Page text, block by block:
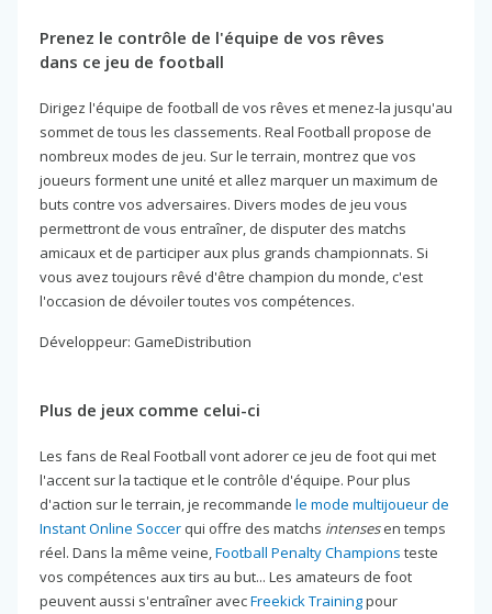
Prenez le contrôle de l'équipe de vos rêves
dans ce jeu de football
Dirigez l'équipe de football de vos rêves et menez-la jusqu'au
sommet de tous les classements. Real Football propose de
nombreux modes de jeu. Sur le terrain, montrez que vos
joueurs forment une unité et allez marquer un maximum de
buts contre vos adversaires. Divers modes de jeu vous
permettront de vous entraîner, de disputer des matchs
amicaux et de participer aux plus grands championnats. Si
vous avez toujours rêvé d'être champion du monde, c'est
l'occasion de dévoiler toutes vos compétences.
Développeur: GameDistribution
Plus de jeux comme celui-ci
Les fans de Real Football vont adorer ce jeu de foot qui met
l'accent sur la tactique et le contrôle d'équipe. Pour plus
d'action sur le terrain, je recommande le mode multijoueur de
Instant Online Soccer qui offre des matchs intensesen temps
réel. Dans la même veine,Football Penalty Champions teste
vos compétences aux tirs au but... Les amateurs de foot
peuvent aussi s'entraîner avecFreekick Trainingpour